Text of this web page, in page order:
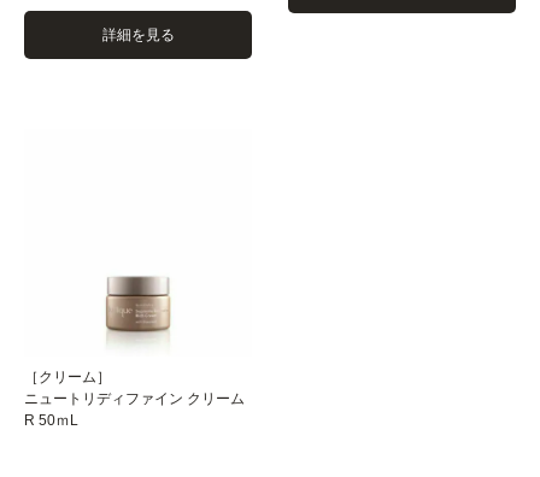
詳細を見る
［クリーム］
ニュートリディファイン クリーム
R 50ｍL